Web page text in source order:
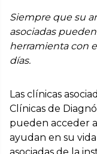
Siempre que su
asociadas
herramienta con
días.
Las clínicas
Clínicas de
pueden acceder
ayudan en su
asociadas de la